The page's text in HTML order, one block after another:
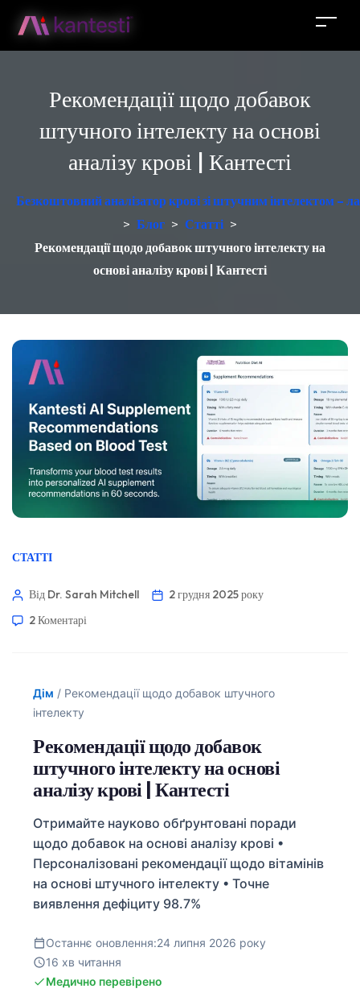
Рекомендації щодо добавок
штучного інтелекту на основі
аналізу крові | Кантесті
Безкоштовний аналізатор крові зі штучним інтелектом –
> Блог > Статті >
Рекомендації щодо добавок штучного інтелекту на
основі аналізу крові | Кантесті
СТАТТІ
Від Dr. Sarah Mitchell
2 грудня 2025 року
2 Коментарі
Дім / Рекомендації щодо добавок штучного
інтелекту
Рекомендації щодо добавок
штучного інтелекту на основі
аналізу крові | Кантесті
Отримайте науково обґрунтовані поради
щодо добавок на основі аналізу крові •
Персоналізовані рекомендації щодо вітамінів
на основі штучного інтелекту • Точне
виявлення дефіциту 98.7%
Останнє оновлення:24 липня 2026 року
16 хв читання
Медично перевірено